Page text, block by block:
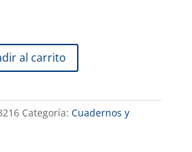
al carrito
Categoría: Cuadernos y